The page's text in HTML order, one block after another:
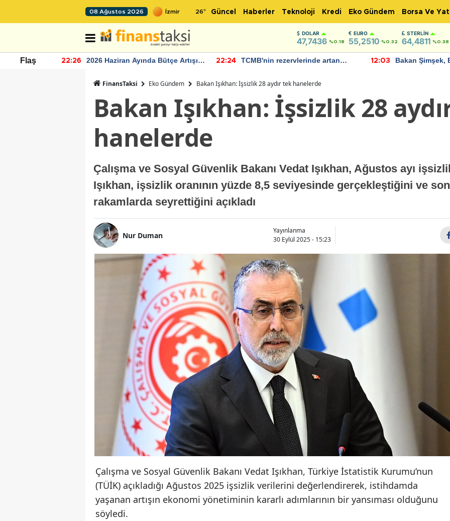
08 Ağustos 2026 26° Güncel Haberler Teknoloji Kredi Eko Gündem Borsa Ve
DOLAR
47,7436 %0.18
EURO
55,2510 %0.32
STERLIN
64,4811 %0.38
Flaş 22:26
2026 Haziran Ayında Bütçe Artışı
22:24
TCMB'nin rezervlerinde artan
12:03
Bakan Şimşek,
FinansTaksi Eko Gündem Bakan Işıkhan: İşsizlik 28 aydır tek hanelerde
Bakan Işıkhan: İşsizlik 28
hanelerde
Çalışma ve Sosyal Güvenlik Bakanı Vedat Işıkhan, Ağustos ayı
Işıkhan, işsizlik oranının yüzde 8,5 seviyesinde gerçekleştiğini ve
rakamlarda seyrettiğini açıkladı
Nur Duman
Yayınlanma
30 Eylül 2025 - 15:23
Çalışma ve Sosyal Güvenlik Bakanı Vedat Işıkhan, Türkiye İstatistik Kurumu’nun
(TÜİK) açıkladığı Ağustos 2025 işsizlik verilerini değerlendirerek, istihdamda
yaşanan artışın ekonomi yönetiminin kararlı adımlarının bir yansıması olduğunu
söyledi.